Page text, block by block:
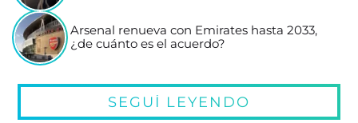
Arsenal renueva con Emirates hasta 2033,
¿de cuánto es el acuerdo?
SEGUÍ LEYENDO